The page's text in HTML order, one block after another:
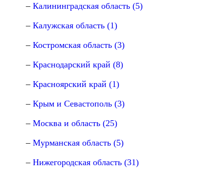
Калининградская область (5)
Калужская область (1)
Костромская область (3)
Краснодарский край (8)
Красноярский край (1)
Крым и Севастополь (3)
Москва и область (25)
Мурманская область (5)
Нижегородская область (31)